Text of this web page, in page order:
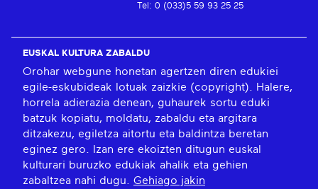
Tel: 0 (033)5 59 93 25 25
EUSKAL KULTURA ZABALDU
Orohar webgune honetan agertzen diren edukiei
egile-eskubideak lotuak zaizkie (copyright). Halere,
horrela adierazia denean, guhaurek sortu eduki
batzuk kopiatu, moldatu, zabaldu eta argitara
ditzakezu, egiletza aitortu eta baldintza beretan
eginez gero. Izan ere ekoizten ditugun euskal
kulturari buruzko edukiak ahalik eta gehien
zabaltzea nahi dugu. Gehiago jakin